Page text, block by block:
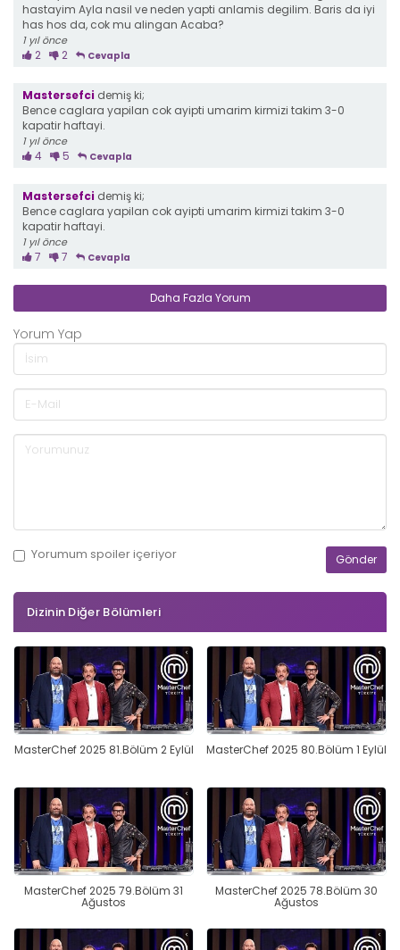
hastayim Ayla nasil ve neden yapti anlamis degilim. Baris da iyi
has hos da, cok mu alingan Acaba?
1 yıl önce
2 2 Cevapla
Mastersefci demiş ki;
Bence caglara yapilan cok ayipti umarim kirmizi takim 3-0
kapatir haftayi.
1 yıl önce
4 5 Cevapla
Mastersefci demiş ki;
Bence caglara yapilan cok ayipti umarim kirmizi takim 3-0
kapatir haftayi.
1 yıl önce
7 7 Cevapla
Daha Fazla Yorum
Yorum Yap
Yorumum spoileriçeriyor
Dizinin Diğer Bölümleri
MasterChef 2025 81.Bölüm 2 Eylül MasterChef 2025 80.Bölüm 1 Eylül
MasterChef 2025 79.Bölüm 31
Ağustos
MasterChef 2025 78.Bölüm 30
Ağustos